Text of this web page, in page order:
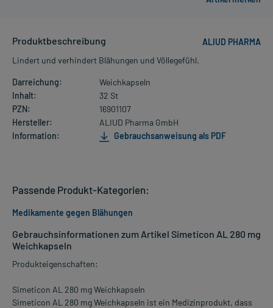
Produktbeschreibung
ALIUD PHARMA
Lindert und verhindert Blähungen und Völlegefühl.
Darreichung:
Weichkapseln
Inhalt:
32 St
PZN:
16901107
Hersteller:
ALIUD Pharma GmbH
Information:
Gebrauchsanweisung als PDF
Gebrauchsinformationen zum Artikel Simeticon AL 280 mg
Weichkapseln
Produkteigenschaften:
Simeticon AL 280 mg Weichkapseln
Simeticon AL 280 mg Weichkapseln ist ein Medizinprodukt, dass
Passende Produkt-Kategorien:
Medikamente gegen Blähungen